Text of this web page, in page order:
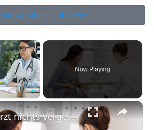
Hausapotheke auffüllen*
×
Now Playing
×
Beim Arzt nichts vergessen - Diese 5 Infos sind entscheidend!